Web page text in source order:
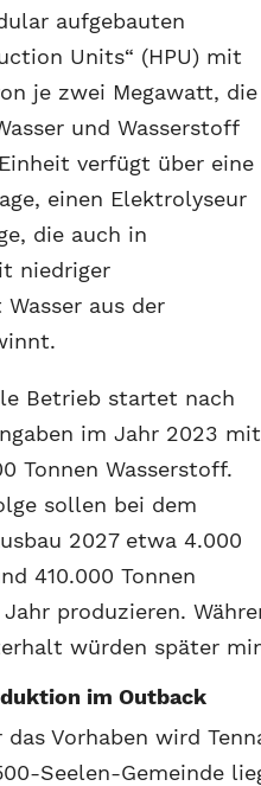
aufgebauten
Units“ (HPU) mit
je zwei Megawatt, die
und Wasserstoff
verfügt über eine
einen Elektrolyseur
die auch in
niedriger
aus der
Betrieb startet nach
im Jahr 2023 mit
Tonnen Wasserstoff.
sollen bei dem
2027 etwa 4.000
410.000 Tonnen
produzieren.
würden später
im Outback
Vorhaben wird
Seelen-Gemeinde